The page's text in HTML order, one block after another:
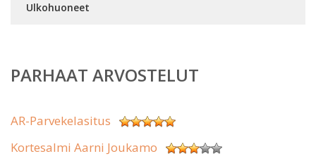
Ulkohuoneet
PARHAAT ARVOSTELUT
AR-Parvekelasitus
Kortesalmi Aarni Joukamo